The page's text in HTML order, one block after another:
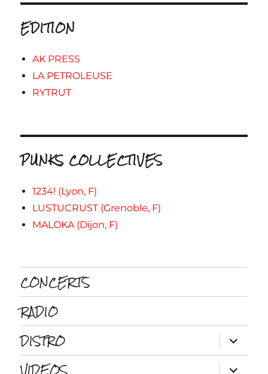
EDITION
AK PRESS
LA PETROLEUSE
RYTRUT
PUNKS COLLECTIVES
1234! (Lyon, F)
LUSTUCRUST (Grenoble, F)
MALOKA (Dijon, F)
CONCERTS
RADIO
DISTRO
ouvrir
le
sous-
menu
ouvrir